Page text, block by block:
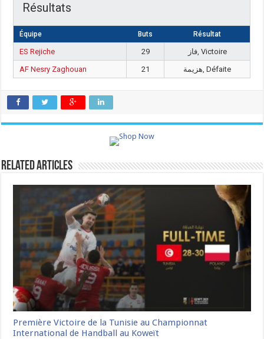
Résultats
Équipe Buts Résultat
ES Rejiche 29
فاز, Victoire
AF Nesry Zaghouan
21 هزيمة, Défaite
Related Articles
Première Victoire de la Tunisie au Championnat
International de Handball au Koweït